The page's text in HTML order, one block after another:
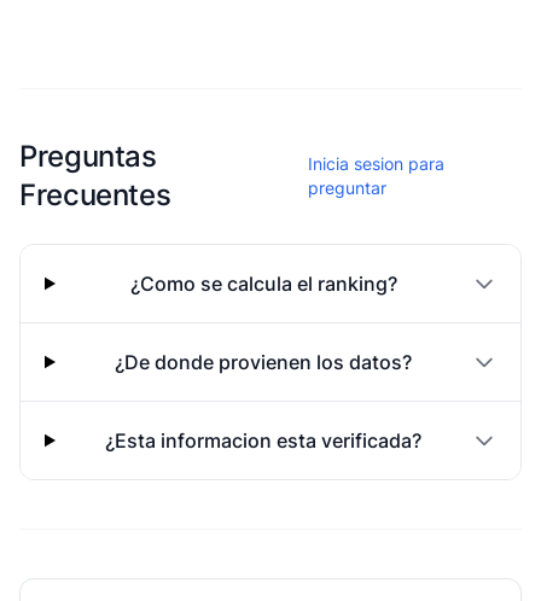
Preguntas
Frecuentes
Inicia sesion para
preguntar
¿Como se calcula el ranking?
¿De donde provienen los datos?
¿Esta informacion esta verificada?